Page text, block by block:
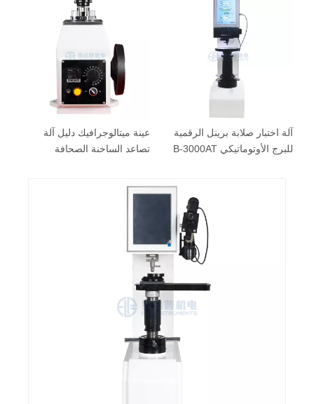
عينة ميتالوجرافيك دليل آلة
تصاعد الساخنة الصحافة
آلة اختبار صلابة برينل الرقمية
للبرج الأوتوماتيكي B-3000AT